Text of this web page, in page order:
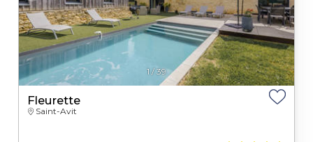
1/39
Fleurette
Saint-Avit